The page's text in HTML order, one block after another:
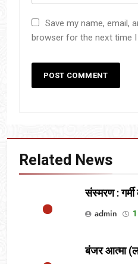
Save my name, email,
browser for the next time
Related News
संस्मरण :
admin
बंजर आत्मा